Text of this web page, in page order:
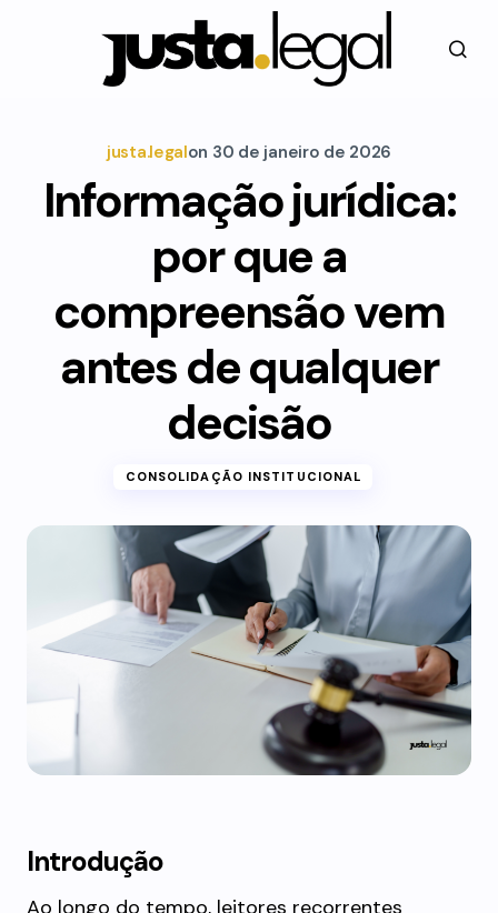
justa.legalon 30 de janeiro de 2026
Informação jurídica:
por que a
compreensão vem
antes de qualquer
decisão
CONSOLIDAÇÃO INSTITUCIONAL
Introdução
Ao longo do tempo, leitores recorrentes